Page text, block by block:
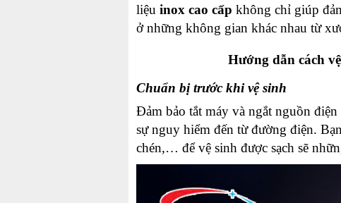
liệu inox cao cấp không chỉ giúp
ở những không gian khác nhau từ
Hướng dẫn cách
Chuẩn bị trước khi vệ sinh
Đảm bảo tắt máy và ngắt nguồn điện
sự nguy hiểm đến từ đường điện.
chén,… để vệ sinh được sạch sẽ